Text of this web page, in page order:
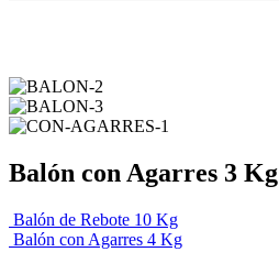
Balón con Agarres 3 Kg
Balón de Rebote 10 Kg
Balón con Agarres 4 Kg